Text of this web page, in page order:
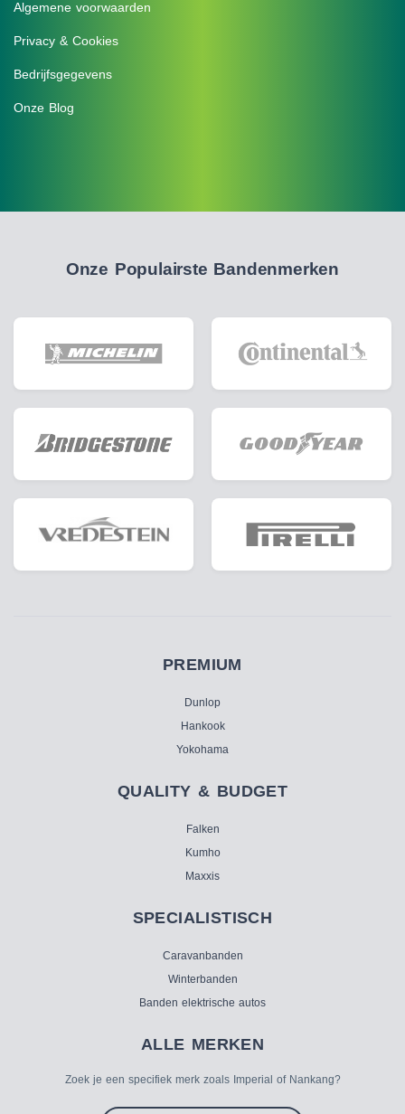
Algemene voorwaarden
Privacy & Cookies
Bedrijfsgegevens
Onze Blog
Onze Populairste Bandenmerken
PREMIUM
Dunlop
Hankook
Yokohama
QUALITY & BUDGET
Falken
Kumho
Maxxis
SPECIALISTISCH
Caravanbanden
Winterbanden
Banden elektrische autos
ALLE MERKEN
Zoek je een specifiek merk zoals Imperial of Nankang?